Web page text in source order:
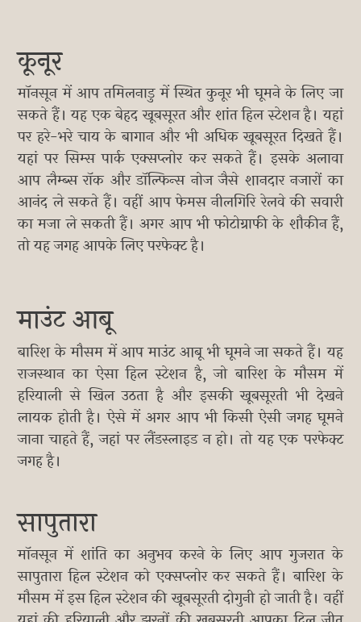
कूनूर
मॉनसून में आप तमिलनाडु में स्थित कुनूर भी घूमने के लिए जा
सकते हैं। यह एक बेहद खूबसूरत और शांत हिल स्टेशन है। यहां
पर हरे-भरे चाय के बागान और भी अधिक खूबसूरत दिखते हैं।
यहां पर सिम्स पार्क एक्सप्लोर कर सकते हैं। इसके अलावा
आप लैम्ब्स रॉक और डॉल्फिन्स नोज जैसे शानदार नजारों का
आनंद ले सकते हैं। वहीं आप फेमस नीलगिरि रेलवे की सवारी
का मजा ले सकती हैं। अगर आप भी फोटोग्राफी के शौकीन हैं,
तो यह जगह आपके लिए परफेक्ट है।
माउंट आबू
बारिश के मौसम में आप माउंट आबू भी घूमने जा सकते हैं। यह
राजस्थान का ऐसा हिल स्टेशन है, जो बारिश के मौसम में
हरियाली से खिल उठता है और इसकी खूबसूरती भी देखने
लायक होती है। ऐसे में अगर आप भी किसी ऐसी जगह घूमने
जाना चाहते हैं, जहां पर लैंडस्लाइड न हो। तो यह एक परफेक्ट
जगह है।
सापुतारा
मॉनसून में शांति का अनुभव करने के लिए आप गुजरात के
सापुतारा हिल स्टेशन को एक्सप्लोर कर सकते हैं। बारिश के
मौसम में इस हिल स्टेशन की खूबसूरती दोगुनी हो जाती है। वहीं